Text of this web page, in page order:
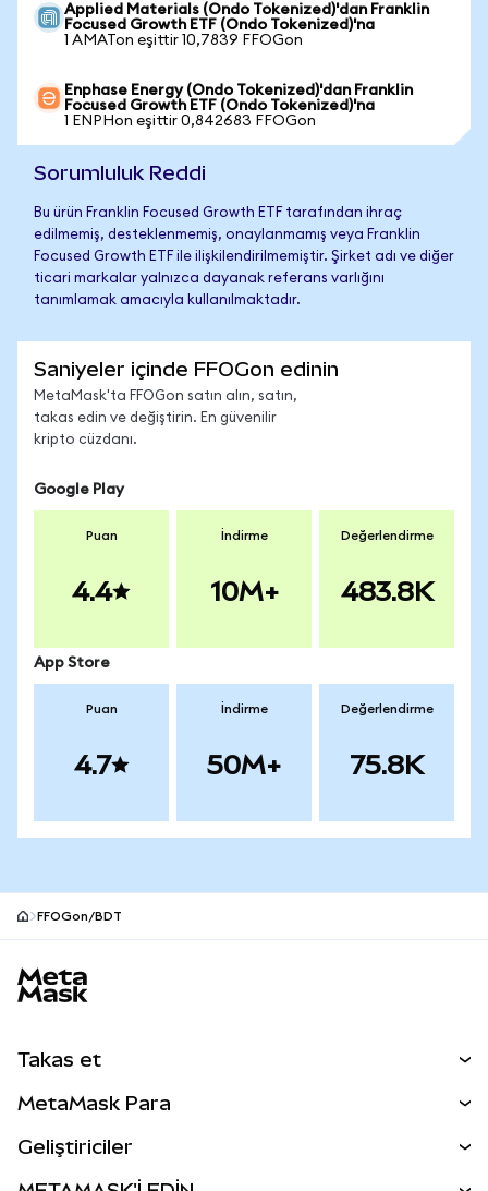
Applied Materials (Ondo Tokenized)'dan Franklin
Focused Growth ETF (Ondo Tokenized)'na
1 AMATon eşittir 10,7839 FFOGon
Enphase Energy (Ondo Tokenized)'dan Franklin
Focused Growth ETF (Ondo Tokenized)'na
1 ENPHon eşittir 0,842683 FFOGon
Sorumluluk Reddi
Bu ürün Franklin Focused Growth ETF tarafından ihraç
edilmemiş, desteklenmemiş, onaylanmamış veya Franklin
Focused Growth ETF ile ilişkilendirilmemiştir. Şirket adı ve diğer
ticari markalar yalnızca dayanak referans varlığını
tanımlamak amacıyla kullanılmaktadır.
Saniyeler içinde FFOGon edinin
MetaMask'ta FFOGon satın alın, satın,
takas edin ve değiştirin. En güvenilir
kripto cüzdanı.
Google Play
Puan
4.4
İndirme
10M+
Değerlendirme
483.8K
App Store
Puan
4.7
İndirme
50M+
Değerlendirme
75.8K
FFOGon/BDT
Takas et
Perps
MetaMask Para
Geliştiriciler